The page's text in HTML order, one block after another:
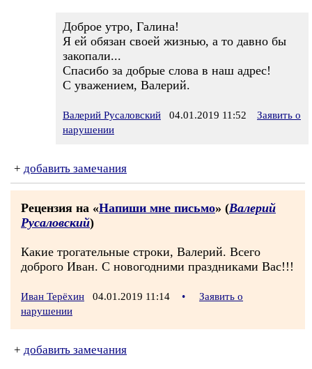
Доброе утро, Галина!
Я ей обязан своей жизнью, а то давно бы
закопали...
Спасибо за добрые слова в наш адрес!
С уважением, Валерий.
Валерий Русаловский 04.01.2019 11:52
Заявить о
нарушении
+ добавить замечания
Рецензия на «Напиши мне письмо» (Валерий
Русаловский)
Какие трогательные строки, Валерий. Всего
доброго Иван. С новогодними праздниками Вас!!!
Иван Терёхин 04.01.2019 11:14 •
Заявить о
нарушении
+ добавить замечания